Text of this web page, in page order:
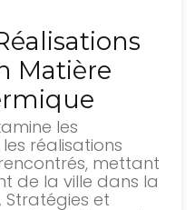
Matière
les
réalisations
mettant
de la ville dans la
Stratégies et